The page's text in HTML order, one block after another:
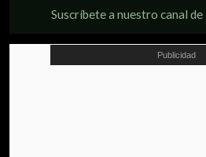
Suscríbete a nuestro canal de